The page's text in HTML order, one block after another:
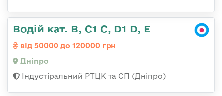
Водій кат. В, С1 С, D1 D, E
від 50000 до 120000 грн
Дніпро
Індустіральний РТЦК та СП (Дніпро)